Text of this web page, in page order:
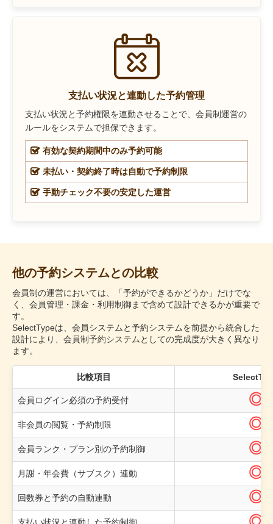
支払い状況と連動した予約管理
支払い状況と予約権限を連動させることで、会員制運営の
ルールをシステムで担保できます。
有効な契約期間中のみ予約可能
未払い・契約終了時は自動で予約制限
手動チェック不要の安定した運営
他の予約システムとの比較
会員制の運営においては、「予約ができるかどうか」だけでな
く、会員管理・課金・利用制御まで含めて設計できるかが重要で
す。
SelectTypeは、会員システムと予約システムを前提から統合した
設計により、会員制予約システムとしての完成度が大きく異なり
ます。
比較項目
会員ログイン必須の予約受付 ◎
非会員の閲覧・予約制限 ◎
会員ランク・プラン別の予約制御 ◎
月謝・年会費（サブスク）連動 ◎
回数券と予約の自動連動 ◎